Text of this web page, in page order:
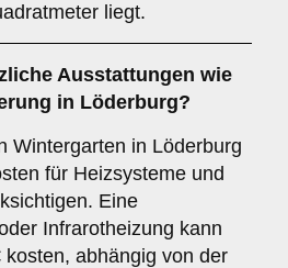
liegt.
Ausstattungen wie
in Löderburg?
Wintergarten in Löderburg
für Heizsysteme und
Eine
Infrarotheizung kann
abhängig von der